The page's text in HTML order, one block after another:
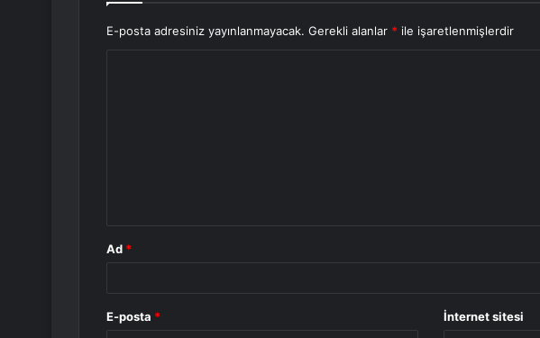
E-posta adresiniz yayınlanmayacak. Gerekli alanlar * ile işaretlenmişlerdir
Ad *
E-posta * İnternet sitesi